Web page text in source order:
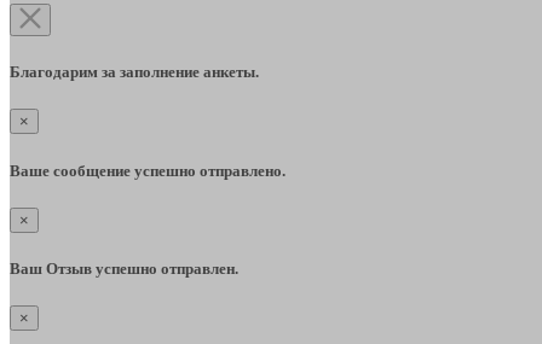
Благодарим за заполнение анкеты.
×
Ваше сообщение успешно отправлено.
×
Ваш Отзыв успешно отправлен.
×